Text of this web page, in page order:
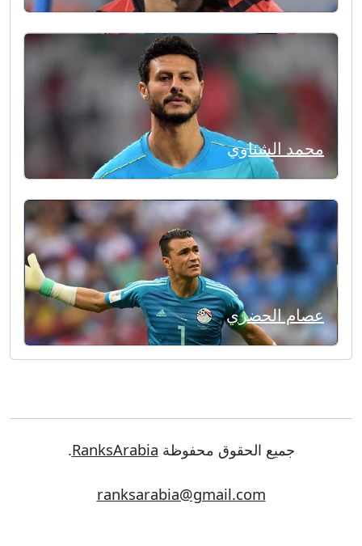
محمد الشناوي
عصام الحضري
جميع الحقوق محفوظة RanksArabia
.
ranksarabia@gmail.com